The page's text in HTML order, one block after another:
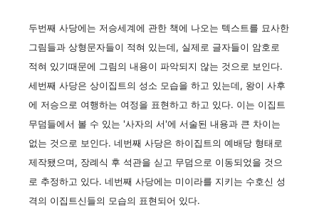
두번째 사당에는 저승세계에 관한 책에 나오는 텍스트를 묘사한
그림들과 상형문자들이 적혀 있는데, 실제로 글자들이 암호로
적혀 있기때문에 그림의 내용이 파악되지 않는 것으로 보인다.
세번째 사당은 상이집트의 성소 모습을 하고 있는데, 왕이 사후
에 저승으로 여행하는 여정을 표현하고 하고 있다. 이는 이집트
무덤들에서 볼 수 있는 '사자의 서'에 서술된 내용과 큰 차이는
없는 것으로 보인다. 네번째 사당은 하이집트의 예배당 형태로
제작됐으며, 장례식 후 석관을 싣고 무덤으로 이동되었을 것으
로 추정하고 있다. 네번째 사당에는 미이라를 지키는 수호신 성
격의 이집트신들의 모습의 표현되어 있다.